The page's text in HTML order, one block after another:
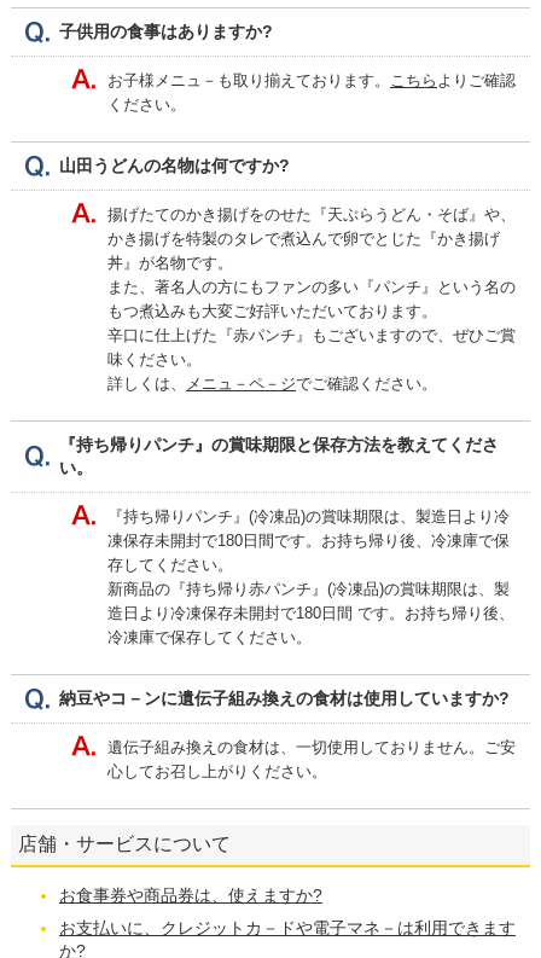
子供用の食事はありますか?
お子様メニュ－も取り揃えております。 こちら よりご確認
ください。
山田うどんの名物は何ですか?
揚げたてのかき揚げをのせた『天ぷらうどん・そば』や、
かき揚げを特製のタレで煮込んで卵でとじた『かき揚げ
丼』が名物です。
また、著名人の方にもファンの多い『パンチ』という名の
もつ煮込みも大変ご好評いただいております。
辛口に仕上げた『赤パンチ』もございますので、ぜひご賞
味ください。
詳しくは、
メニュ－ペ－ジでご確認ください。
『持ち帰りパンチ』の賞味期限と保存方法を教えてくださ
い。
『持ち帰りパンチ』(冷凍品)の賞味期限は、製造日より冷
凍保存未開封で180日間です。お持ち帰り後、冷凍庫で保
存してください。
新商品の『持ち帰り赤パンチ』(冷凍品)の賞味期限は、製
造日より冷凍保存未開封で180日間 です。お持ち帰り後、
冷凍庫で保存してください。
納豆やコ－ンに遺伝子組み換えの食材は使用していますか?
遺伝子組み換えの食材は、一切使用しておりません。ご安
心してお召し上がりください。
店舗・サービスについて
お食事券や商品券は、使えますか?
お支払いに、クレジットカ－ドや電子マネ－は利用できます
か?